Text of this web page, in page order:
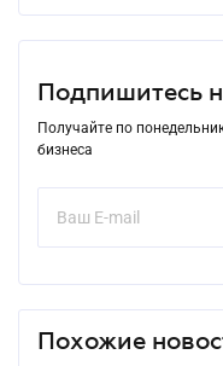
Подпишитесь
Получайте по
бизнеса
Похожие